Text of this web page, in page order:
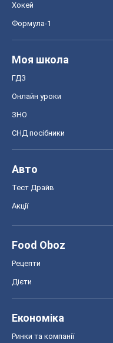
Хокей
Формула-1
Моя школа
ГДЗ
Онлайн уроки
ЗНО
СНД посібники
Авто
Тест Драйв
Акції
Food Oboz
Рецепти
Дієти
Економіка
Ринки та компанії